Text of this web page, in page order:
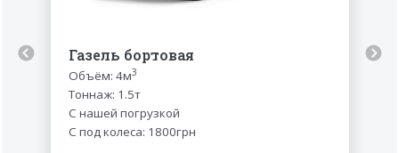
Газель бортовая
Объём: 4м3
Тоннаж: 1.5т
С нашей погрузкой
С под колеса: 1800грн